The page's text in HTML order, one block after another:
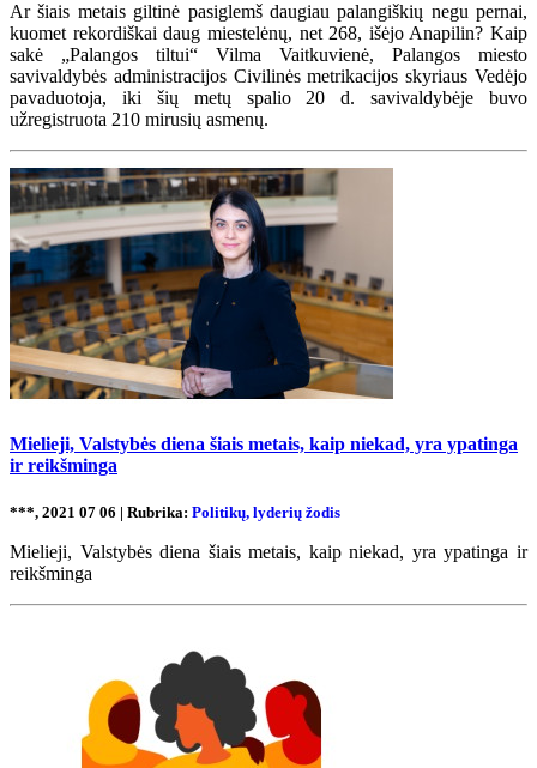
Ar šiais metais giltinė pasiglemš daugiau palangiškių negu pernai,
kuomet rekordiškai daug miestelėnų, net 268, išėjo Anapilin? Kaip
sakė „Palangos tiltui“ Vilma Vaitkuvienė, Palangos miesto
savivaldybės administracijos Civilinės metrikacijos skyriaus Vedėjo
pavaduotoja, iki šių metų spalio 20 d. savivaldybėje buvo
užregistruota 210 mirusių asmenų.
Mielieji, Valstybės diena šiais metais, kaip niekad, yra ypatinga
ir reikšminga
***, 2021 07 06 | Rubrika: Politikų, lyderių žodis
Mielieji, Valstybės diena šiais metais, kaip niekad, yra ypatinga ir
reikšminga